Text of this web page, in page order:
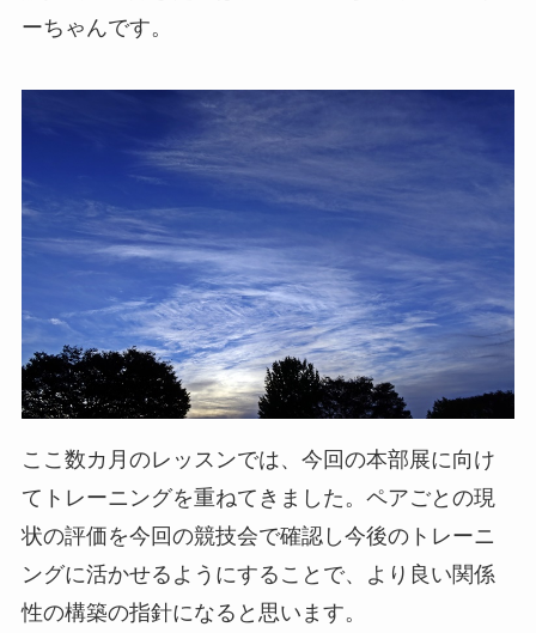
ーちゃんです。
ここ数カ月のレッスンでは、今回の本部展に向け
てトレーニングを重ねてきました。ペアごとの現
状の評価を今回の競技会で確認し今後のトレーニ
ングに活かせるようにすることで、より良い関係
性の構築の指針になると思います。